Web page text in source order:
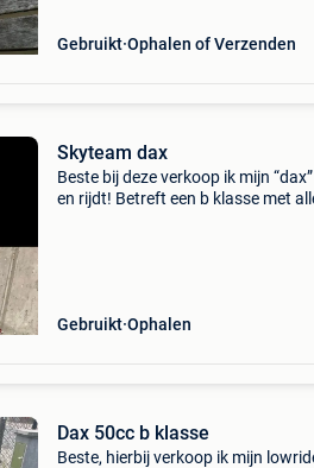
Gebruikt Ophalen of Verzenden
Skyteam dax
Beste bij deze verkoop ik mijn
en rijdt! Betreft een b klasse met
Gebruikt Ophalen
Dax 50cc b klasse
Beste, hierbij verkoop ik mijn